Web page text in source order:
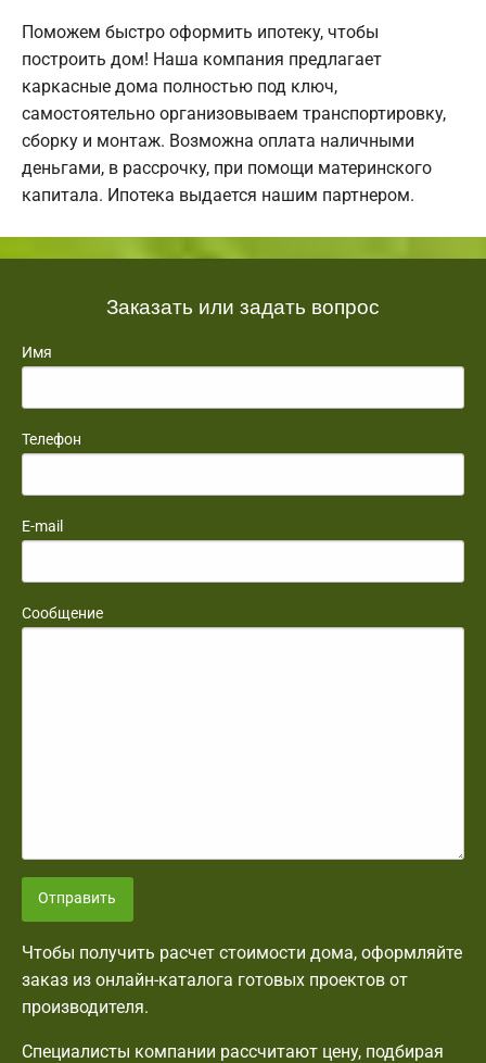
Поможем быстро оформить ипотеку, чтобы
построить дом! Наша компания предлагает
каркасные дома полностью под ключ,
самостоятельно организовываем транспортировку,
сборку и монтаж. Возможна оплата наличными
деньгами, в рассрочку, при помощи материнского
капитала. Ипотека выдается нашим партнером.
Заказать или задать вопрос
Имя
Телефон
E-mail
Сообщение
Отправить
Чтобы получить расчет стоимости дома, оформляйте
заказ из онлайн-каталога готовых проектов от
производителя.
Специалисты компании рассчитают цену, подбирая